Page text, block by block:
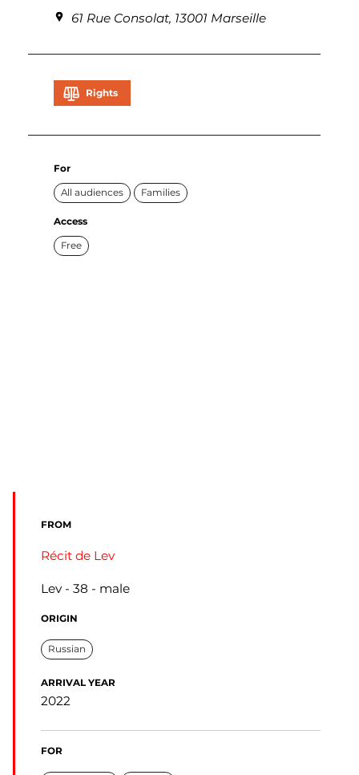
61 Rue Consolat, 13001 Marseille
Rights
For
All audiences Families
Access
Free
FROM
Récit de Lev
Lev 38 male
ORIGIN
Russian
ARRIVAL YEAR
2022
FOR